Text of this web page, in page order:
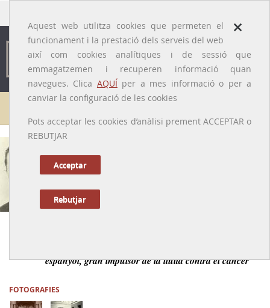
×
Aquest web utilitza cookies que permeten el
funcionament i la prestació dels serveis del web
així com cookies analítiques i de sessió que
emmagatzemen i recuperen informació quan
navegues. Clica AQUÍper a mes informació o per a
canviar la configuració de les cookies
Pots acceptar les cookies d’anàlisi prement ACCEPTAR o
REBUTJAR
Acceptar
Rebutjar
Galeria de metges
[Barcelona, 13/11/1896 – Barcelona, 05/11/1971]
espanyol, gran impulsor de la lluita contra el càncer
FOTOGRAFIES